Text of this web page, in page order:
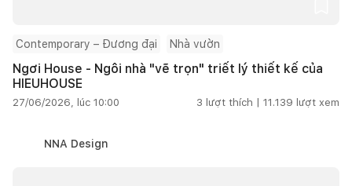
Contemporary – Đương đại Nhà vườn
Ngơi House - Ngôi nhà "vẽ trọn" triết lý thiết kế của
HIEUHOUSE
27/06/2026, lúc 10:00 3 lượt thích | 11.139 lượt xem
NNA Design